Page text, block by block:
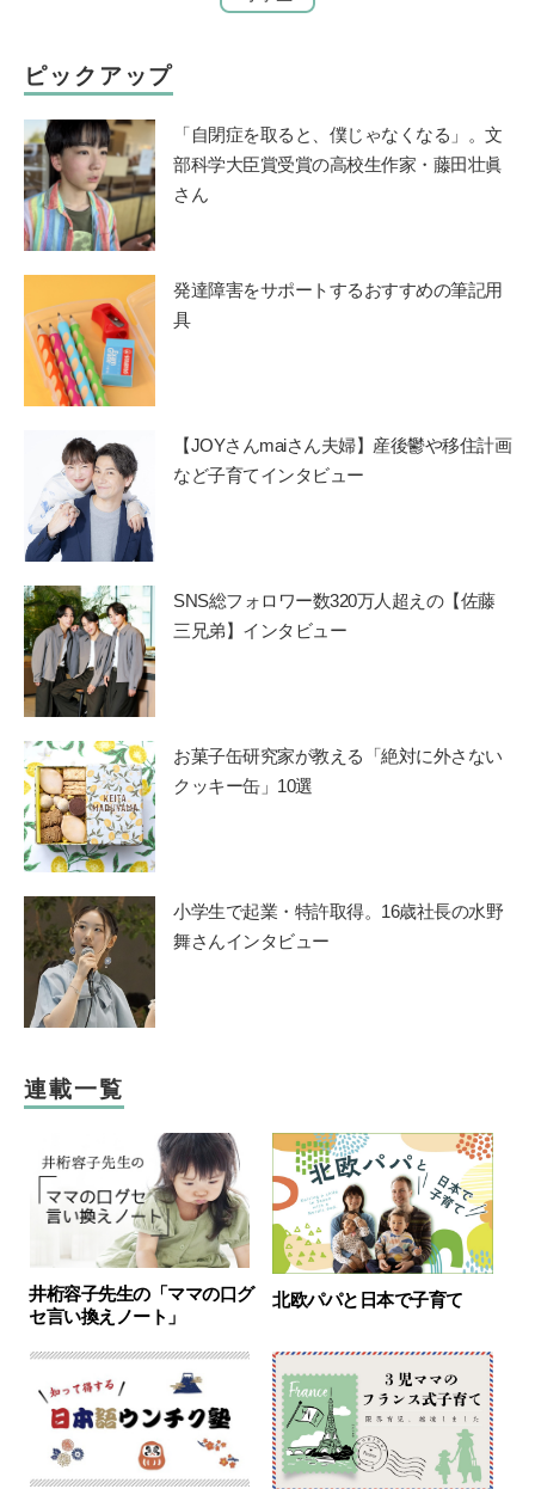
ピックアップ
「自閉症を取ると、僕じゃなくなる」。文
部科学大臣賞受賞の高校生作家・藤田壮眞
さん
発達障害をサポートするおすすめの筆記用
具
【JOYさんmaiさん夫婦】産後鬱や移住計画
など子育てインタビュー
SNS総フォロワー数320万人超えの【佐藤
三兄弟】インタビュー
お菓子缶研究家が教える「絶対に外さない
クッキー缶」10選
小学生で起業・特許取得。16歳社長の水野
舞さんインタビュー
連載一覧
井桁容子先生の「ママの口グ
セ言い換えノート」
北欧パパと日本で子育て